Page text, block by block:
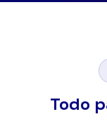
Todo